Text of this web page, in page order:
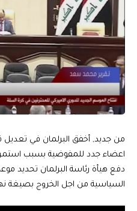
من جديد, أخفق البرلمان في تعديل
اعضاء جدد للمفوضية بسبب
دفع هيأة رئاسة البرلمان تحديد
السياسية من اجل الخروج بصيغة